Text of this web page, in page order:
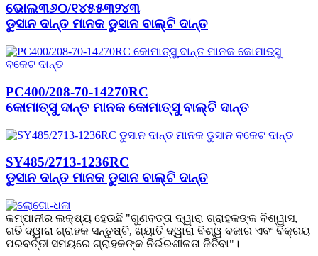
ଭୋଲ୩୬୦/୧୪୫୫୩୨୪୩
ଡୁସାନ ଦାନ୍ତ ମାନକ ଡୁସାନ ବାଲ୍ଟି ଦାନ୍ତ
PC400/208-70-14270RC
କୋମାତ୍ସୁ ଦାନ୍ତ ମାନକ କୋମାତ୍ସୁ ବାଲ୍ଟି ଦାନ୍ତ
SY485/2713-1236RC
ଡୁସାନ ଦାନ୍ତ ମାନକ ଡୁସାନ ବାଲ୍ଟି ଦାନ୍ତ
କମ୍ପାନୀର ଲକ୍ଷ୍ୟ ହେଉଛି "ଗୁଣବତ୍ତା ଦ୍ୱାରା ଗ୍ରାହକଙ୍କ ବିଶ୍ୱାସ,
ଗତି ଦ୍ୱାରା ଗ୍ରାହକ ସନ୍ତୁଷ୍ଟି, ଖ୍ୟାତି ଦ୍ୱାରା ବିଶ୍ୱ ବଜାର ଏବଂ ବିକ୍ରୟ
ପରବର୍ତ୍ତୀ ସମୟରେ ଗ୍ରାହକଙ୍କ ନିର୍ଭରଶୀଳତା ଜିତିବା"।